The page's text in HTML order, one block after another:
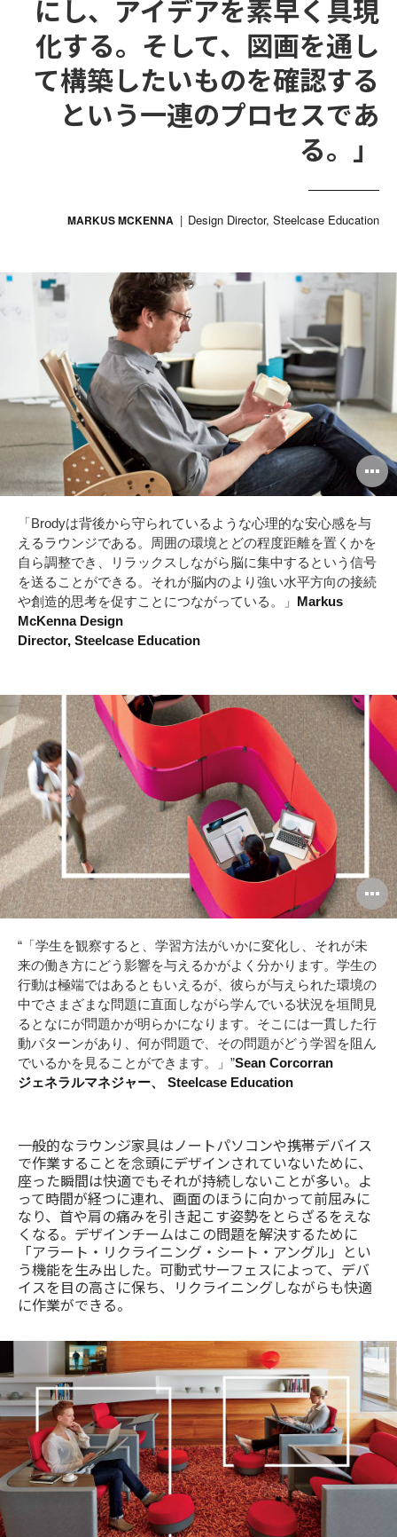
にし、アイデアを素早く具現
化する。そして、図画を通し
て構築したいものを確認する
という一連のプロセスであ
る。」
MARKUS MCKENNA Design Director, Steelcase Education
「Brodyは背後から守られているような心理的な安心感を与
えるラウンジである。周囲の環境とどの程度距離を置くかを
自ら調整でき、リラックスしながら脳に集中するという信号
を送ることができる。それが脳内のより強い水平方向の接続
や創造的思考を促すことにつながっている。」 Markus
McKenna Design
Director, Steelcase Education
“「学生を観察すると、学習方法がいかに変化し、それが未
来の働き方にどう影響を与えるかがよく分かります。学生の
行動は極端ではあるともいえるが、彼らが与えられた環境の
中でさまざまな問題に直面しながら学んでいる状況を垣間見
るとなにが問題かが明らかになります。そこには一貫した行
動パターンがあり、何が問題で、その問題がどう学習を阻ん
でいるかを見ることができます。」”Sean Corcorran
ジェネラルマネジャー、 Steelcase Education
一般的なラウンジ家具はノートパソコンや携帯デバイス
で作業することを念頭にデザインされていないために、
座った瞬間は快適でもそれが持続しないことが多い。よ
って時間が経つに連れ、画面のほうに向かって前屈みに
なり、首や肩の痛みを引き起こす姿勢をとらざるをえな
くなる。デザインチームはこの問題を解決するために
「アラート・リクライニング・シート・アングル」とい
う機能を生み出した。可動式サーフェスによって、デバ
イスを目の高さに保ち、リクライニングしながらも快適
に作業ができる。